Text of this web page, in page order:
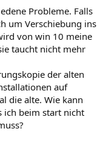
Probleme. Falls
um Verschiebung ins
von win 10 meine
taucht nicht mehr
der alten
auf
die alte. Wie kann
ich beim start nicht